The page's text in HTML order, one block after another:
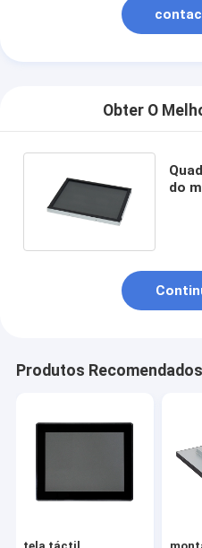
Obter O
do
Produtos Recomendados